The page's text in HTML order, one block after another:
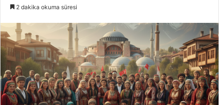
göndermek
2 dakika okuma süresi